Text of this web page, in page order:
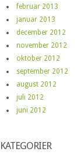
februar 2013
januar 2013
december 2012
november 2012
oktober 2012
september 2012
august 2012
juli 2012
juni 2012
KATEGORIER